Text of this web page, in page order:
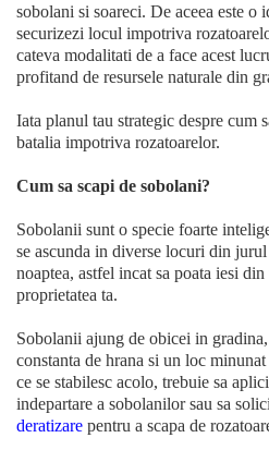
sobolani si soareci. De aceea este o
securizezi locul impotriva
cateva modalitati de a face acest
profitand de resursele naturale din
Iata planul tau strategic despre cum
batalia impotriva rozatoarelor.
Cum sa scapi de sobolani?
Sobolanii sunt o specie foarte
se ascunda in diverse locuri din jurul
noaptea, astfel incat sa poata iesi
proprietatea ta.
Sobolanii ajung de obicei in gradina,
constanta de hrana si un loc
ce se stabilesc acolo, trebuie sa
indepartare a sobolanilor sau sa
deratizare pentru a scapa de